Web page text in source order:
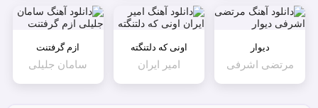
دیوار
مرتضی اشرفی
اونی که دلتنگته
امیر ایران
ازم گرفتنت
سامان جلیلی